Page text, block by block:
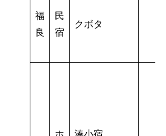
福
良
民
宿
クボタ
ホ 湊小宿